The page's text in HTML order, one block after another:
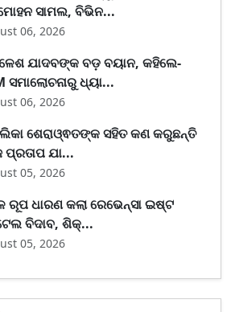
ସାମଲ, ବିଭିନ...
06, 2026
ଯାଦବଙ୍କ ବଡ଼ ବୟାନ, କହିଲେ-
ସମାଲୋଚନାରୁ ଧ୍ୟା...
06, 2026
ଶେରାଓ୍ଵତଙ୍କ ସହିତ କଣ କରୁଛନ୍ତି
ପ୍ରତାପ ଯା...
05, 2026
ରୂପ ଧାରଣ କଲା ରେଭେନ୍ସା ଇଷ୍ଟ
ବିଦାବ, ଶିକ୍...
05, 2026